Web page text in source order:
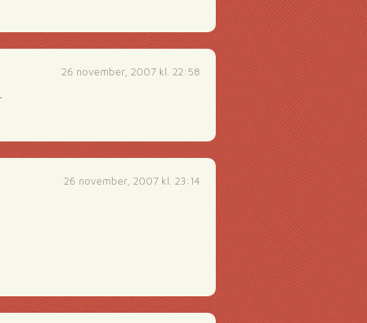
26 november, 2007 kl. 22:58
26 november, 2007 kl. 23:14